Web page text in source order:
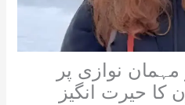
نوازی پر
کا حیرت انگیز